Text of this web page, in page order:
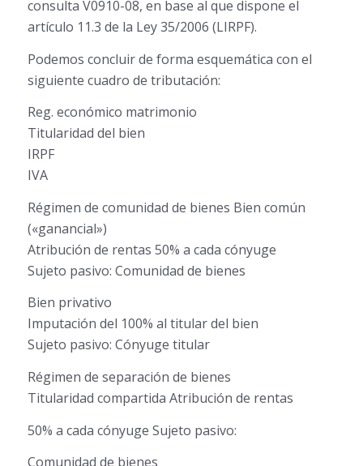
consulta V0910-08, en base al que dispone el
artículo 11.3 de la Ley 35/2006 (LIRPF).
Podemos concluir de forma esquemática con el
siguiente cuadro de tributación:
Reg. económico matrimonio
Titularidad del bien
IRPF
IVA
Régimen de comunidad de bienes Bien común
(«ganancial»)
Atribución de rentas 50% a cada cónyuge
Sujeto pasivo: Comunidad de bienes
Bien privativo
Imputación del 100% al titular del bien
Sujeto pasivo: Cónyuge titular
Régimen de separación de bienes
Titularidad compartida Atribución de rentas
50% a cada cónyuge Sujeto pasivo:
Comunidad de bienes